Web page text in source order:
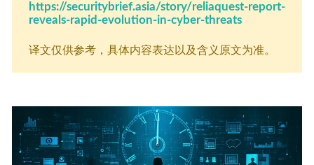
https://securitybrief.asia/story/reliaquest-report-
reveals-rapid-evolution-in-cyber-threats
译文仅供参考，具体内容表达以及含义原文为准。